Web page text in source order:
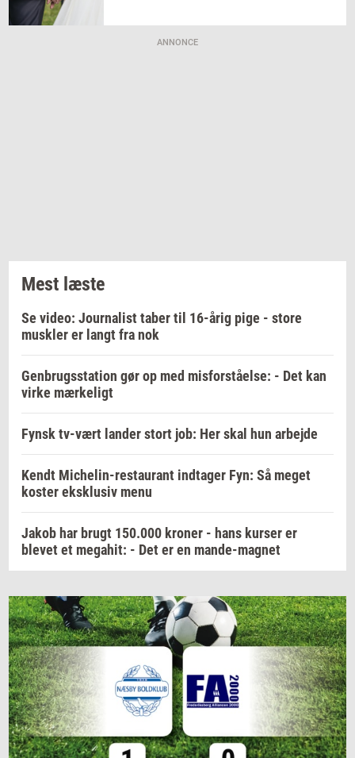
ANNONCE
Mest læste
Se video: Journalist taber til 16-årig pige - store
muskler er langt fra nok
Genbrugsstation gør op med misforståelse: - Det kan
virke mærkeligt
Fynsk tv-vært lander stort job: Her skal hun arbejde
Kendt Michelin-restaurant indtager Fyn: Så meget
koster eksklusiv menu
Jakob har brugt 150.000 kroner - hans kurser er
blevet et megahit: - Det er en mande-magnet